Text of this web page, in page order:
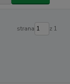
strana z 1